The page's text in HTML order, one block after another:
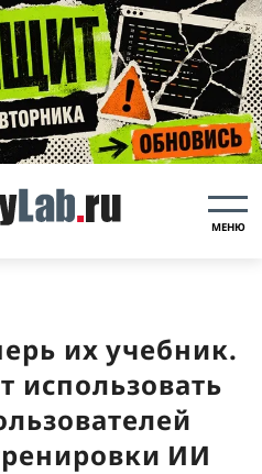
МЕНЮ
их учебник.
использовать
ИИ